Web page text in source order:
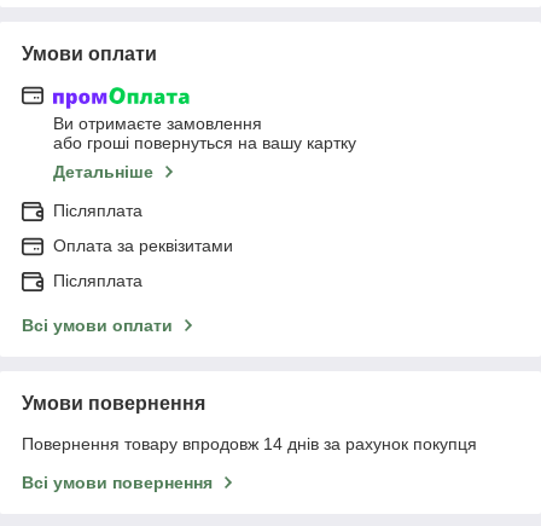
Умови оплати
Ви отримаєте замовлення
або гроші повернуться на вашу картку
Детальніше
Післяплата
Оплата за реквізитами
Післяплата
Всі умови оплати
Умови повернення
Повернення товару впродовж 14 днів за рахунок покупця
Всі умови повернення